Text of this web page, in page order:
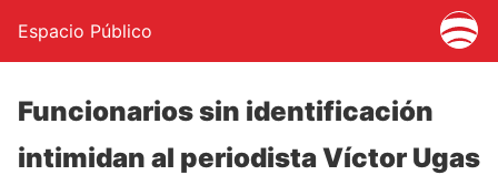
Espacio Público
Funcionarios sin identificación
intimidan al periodista Víctor Ugas